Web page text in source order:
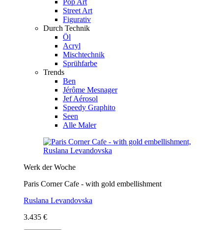
Street Art
Figurativ
Durch Technik
Öl
Acryl
Mischtechnik
Sprühfarbe
Trends
Ben
Jérôme Mesnager
Jef Aérosol
Speedy Graphito
Seen
Alle Maler
Werk der Woche
Paris Corner Cafe - with gold embellishment
Ruslana Levandovska
3.435 €